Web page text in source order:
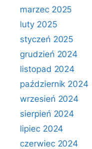
marzec 2025
luty 2025
styczeń 2025
grudzień 2024
listopad 2024
październik 2024
wrzesień 2024
sierpień 2024
lipiec 2024
czerwiec 2024